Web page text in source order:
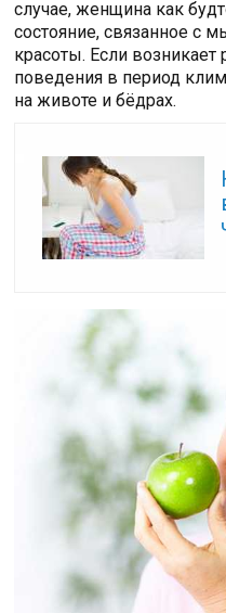
случае, женщина как
состояние, связанное с
красоты. Если возникает
поведения в период
на животе и бёдрах.